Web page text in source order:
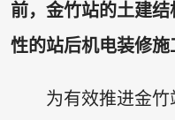
前，金竹站的土建
性的站后机电装修施
为有效推进金